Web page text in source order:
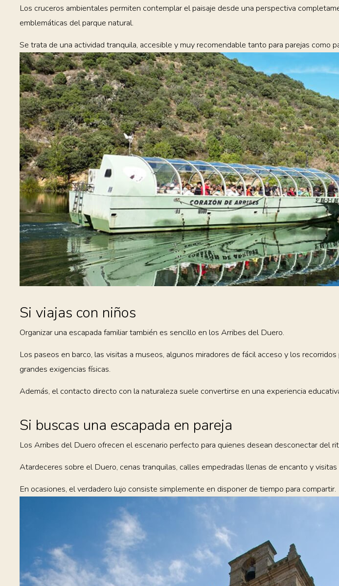
Los cruceros ambientales permiten contemplar el paisaje desde una perspectiva
emblemáticas del parque natural.
Se trata de una actividad tranquila, accesible y muy recomendable tanto para parejas como
Si viajas con niños
Organizar una escapada familiar también es sencillo en los Arribes del Duero.
Los paseos en barco, las visitas a museos, algunos miradores de fácil acceso y los
grandes exigencias físicas.
Además, el contacto directo con la naturaleza suele convertirse en una experiencia
Si buscas una escapada en pareja
Los Arribes del Duero ofrecen el escenario perfecto para quienes desean desconectar del
Atardeceres sobre el Duero, cenas tranquilas, calles empedradas llenas de encanto y
En ocasiones, el verdadero lujo consiste simplemente en disponer de tiempo para compartir.